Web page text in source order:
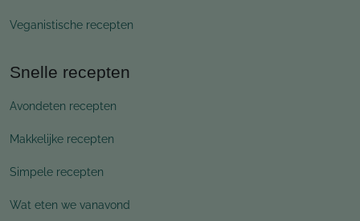
Veganistische recepten
Snelle recepten
Avondeten recepten
Makkelijke recepten
Simpele recepten
Wat eten we vanavond